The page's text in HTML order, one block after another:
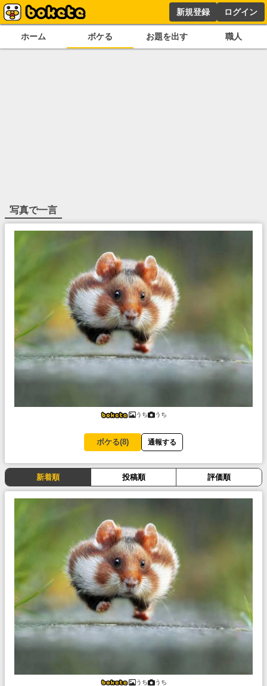
新規登録 ログイン
ホーム ボケる お題を出す 職人
写真で一言
うち うち
ボケる(8) 通報する
新着順 投稿順 評価順
うち うち